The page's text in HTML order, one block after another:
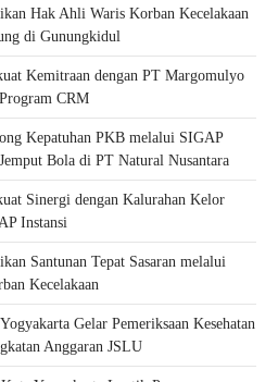
Hak Ahli Waris Korban Kecelakaan
di Gunungkidul
Kemitraan dengan PT Margomulyo
CRM
Kepatuhan PKB melalui SIGAP
Bola di PT Natural Nusantara
Sinergi dengan Kalurahan Kelor
Instansi
Santunan Tepat Sasaran melalui
Kecelakaan
Gelar Pemeriksaan Kesehatan
Anggaran JSLU